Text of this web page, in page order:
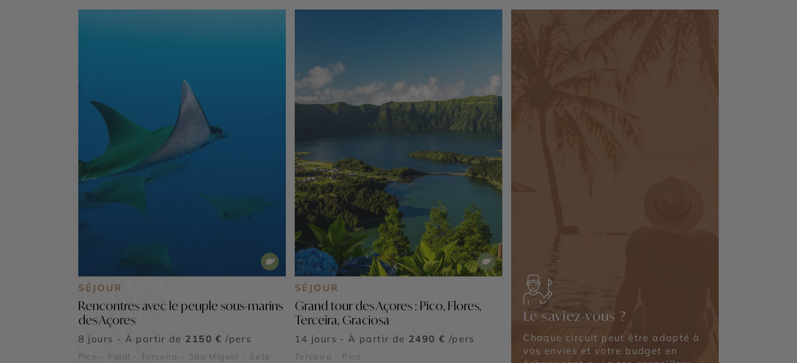
SÉJOUR
Rencontres avec le peuple sous-marins
des Açores
8 jours - À partir de 2150 € /pers
Pico - Faial - Terceira - São Miguel - Sete
SÉJOUR
Grand tour des Açores : Pico, Flores,
Terceira, Graciosa
14 jours - À partir de 2490 € /pers
Terceira - Pico
Le saviez-vous ?
Chaque circuit peut être adapté à
vos envies et votre budget en